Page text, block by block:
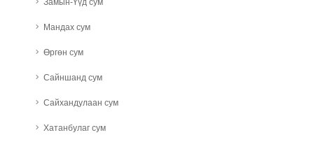
Мандах сум
Өргөн сум
Сайншанд сум
Сайхандулаан сум
Хатанбулаг сум